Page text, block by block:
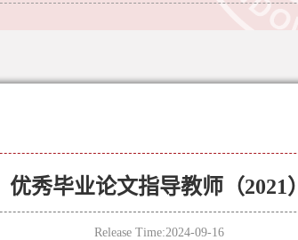
优秀毕业论文指导教师（2021）
Release Time:2024-09-16